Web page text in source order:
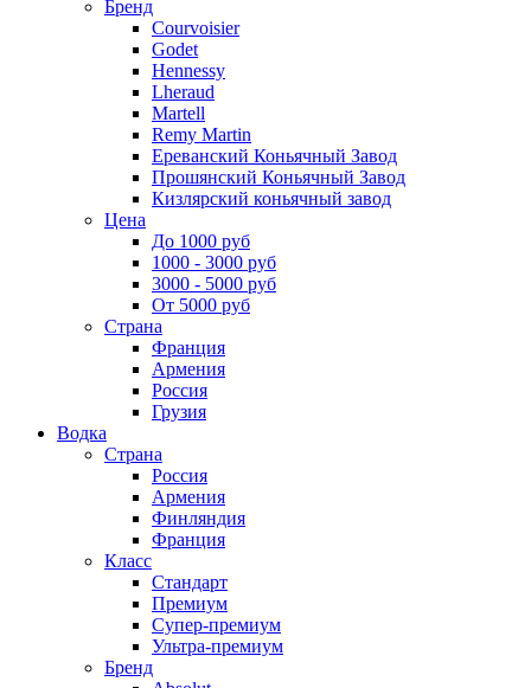
Бренд
Courvoisier
Godet
Hennessy
Lheraud
Martell
Remy Martin
Ереванский Коньячный Завод
Прошянский Коньячный Завод
Кизлярский коньячный завод
Цена
До 1000 руб
1000 - 3000 руб
3000 - 5000 руб
От 5000 руб
Страна
Франция
Армения
Россия
Грузия
Водка
Страна
Россия
Армения
Финляндия
Франция
Класс
Стандарт
Премиум
Супер-премиум
Ультра-премиум
Бренд